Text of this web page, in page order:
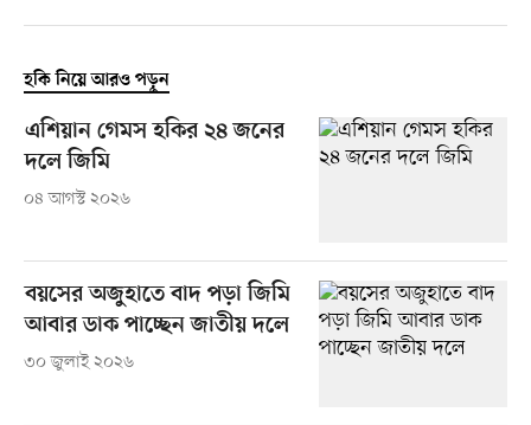
হকি নিয়ে আরও পড়ুন
এশিয়ান গেমস হকির ২৪ জনের
দলে জিমি
০৪ আগস্ট ২০২৬
বয়সের অজুহাতে বাদ পড়া জিমি
আবার ডাক পাচ্ছেন জাতীয় দলে
৩০ জুলাই ২০২৬